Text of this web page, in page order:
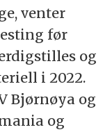
venter
før
og
i 2022.
Bjørnøya og
og